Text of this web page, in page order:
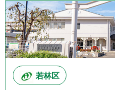
若林区